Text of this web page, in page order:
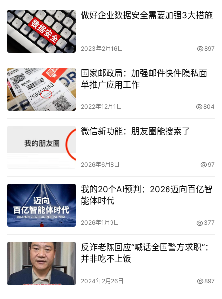
做好企业数据安全需要加强3大措施
2023年2月16日 897
国家邮政局：加强邮件快件隐私面
单推广应用工作
2022年12月1日 804
微信新功能：朋友圈能搜索了
2026年6月8日 97
我的20个AI预判：2026迈向百亿智
能体时代
2026年1月9日 377
反诈老陈回应“喊话全国警方求职”：
并非吃不上饭
2024年2月26日 897